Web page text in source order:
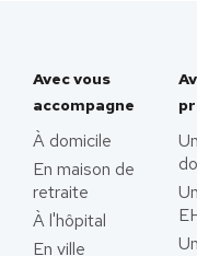
Avec vous
accompagne
À domicile
En maison de
retraite
À l'hôpital
En ville